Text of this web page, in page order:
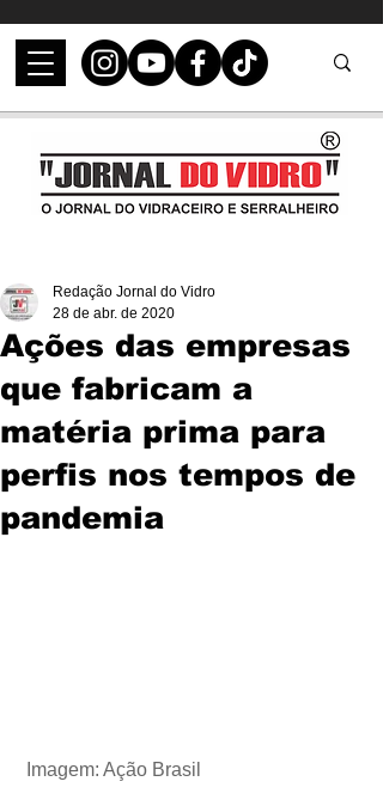
Ações das empresas
que fabricam a
matéria prima para
perfis nos tempos de
pandemia
Redação Jornal do Vidro
28 de abr. de 2020
Imagem: Ação Brasil